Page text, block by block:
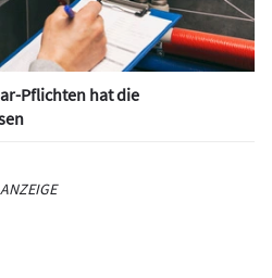
Pflichten hat die
ANZEIGE